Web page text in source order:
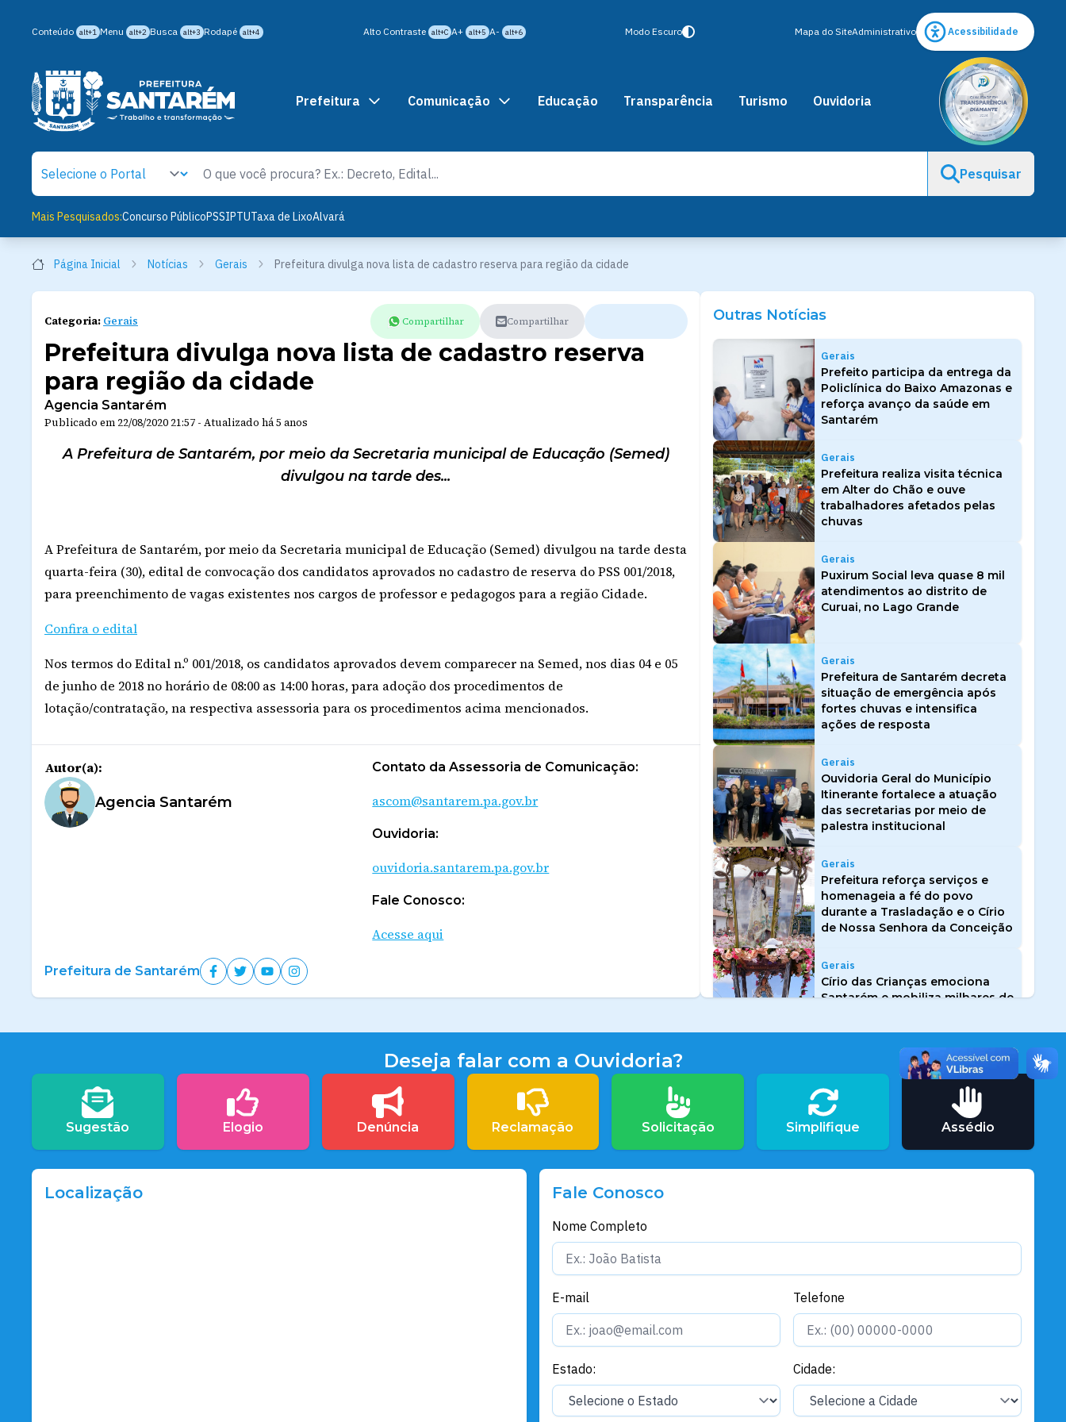
Conteúdo alt+1 Menu alt+2 Busca alt+3 Rodapé alt+4 Alto Contraste alt+C A+ alt+5 A- alt+6 Modo Escuro Mapa do SiteAdministrativo Acessibilidade
Prefeitura Comunicação Educação Transparência Turismo Ouvidoria
Pesquisar
Mais Pesquisados:Concurso PúblicoPSSIPTUTaxa de LixoAlvará
Página Inicial Notícias Gerais Prefeitura divulga nova lista de cadastro reserva para região da cidade
Categoria: Gerais Compartilhar Compartilhar
Prefeitura divulga nova lista de cadastro reserva
para região da cidade
Agencia Santarém
Publicado em 22/08/2020 21:57 - Atualizado há 5 anos
A Prefeitura de Santarém, por meio da Secretaria municipal de Educação (Semed)
divulgou na tarde des...
A Prefeitura de Santarém, por meio da Secretaria municipal de Educação (Semed) divulgou na tarde desta
quarta-feira (30), edital de convocação dos candidatos aprovados no cadastro de reserva do PSS 001/2018,
para preenchimento de vagas existentes nos cargos de professor e pedagogos para a região Cidade.
Confira o edital
Nos termos do Edital n.º 001/2018, os candidatos aprovados devem comparecer na Semed, nos dias 04 e 05
de junho de 2018 no horário de 08:00 as 14:00 horas, para adoção dos procedimentos de
lotação/contratação, na respectiva assessoria para os procedimentos acima mencionados.
Autor(a):
Agencia Santarém
Contato da Assessoria de Comunicação:
ascom@santarem.pa.gov.br
Ouvidoria:
ouvidoria.santarem.pa.gov.br
Fale Conosco:
Acesse aqui
Prefeitura de Santarém
Outras Notícias
Gerais
Prefeito participa da entrega da
Policlínica do Baixo Amazonas e
reforça avanço da saúde em
Santarém
Gerais
Prefeitura realiza visita técnica
em Alter do Chão e ouve
trabalhadores afetados pelas
chuvas
Gerais
Puxirum Social leva quase 8 mil
atendimentos ao distrito de
Curuai, no Lago Grande
Gerais
Prefeitura de Santarém decreta
situação de emergência após
fortes chuvas e intensifica
ações de resposta
Gerais
Ouvidoria Geral do Município
Itinerante fortalece a atuação
das secretarias por meio de
palestra institucional
Gerais
Prefeitura reforça serviços e
homenageia a fé do povo
durante a Trasladação e o Círio
de Nossa Senhora da Conceição
Gerais
Círio das Crianças emociona
Santarém e mobiliza milhares de
Defesa Civil monitora nível do rio
Tapajós, após as fortes chuvas
dos últimos dias
Gerais
básicas para catraieiros em Alter
do Chão
Gerais
Concurso Público: Prefeitura
convoca candidatos aprovados
Deseja falar com a Ouvidoria?
Sugestão Elogio Denúncia Reclamação Solicitação Simplifique Assédio
Localização Fale Conosco
Nome Completo
E-mail Telefone
Estado: Cidade: